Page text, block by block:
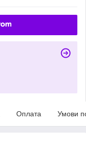
Оплата Умови